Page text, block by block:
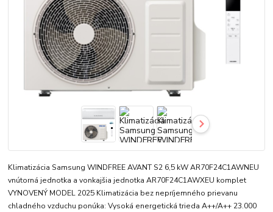
Klimatizácia Samsung WINDFREE AVANT S2 6,5 kW AR70F24C1AWNEU
vnútorná jednotka a vonkajšia jednotka AR70F24C1AWXEU komplet
VYNOVENÝ MODEL 2025 Klimatizácia bez nepríjemného prievanu
chladného vzduchu ponúka: Vysoká energetická trieda A++/A++ 23.000